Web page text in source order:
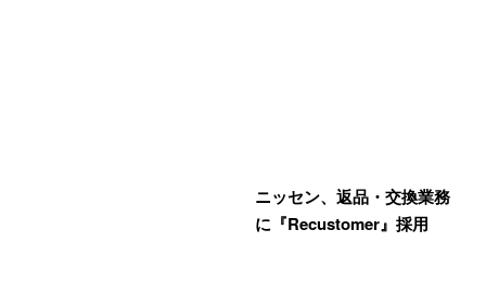
ニッセン、返品・交換業務
に『Recustomer』採用